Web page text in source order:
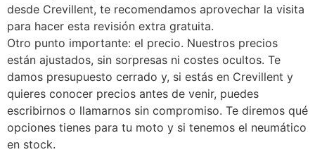
desde Crevillent, te recomendamos aprovechar la visita
para hacer esta revisión extra gratuita.
Otro punto importante: el precio. Nuestros precios
están ajustados, sin sorpresas ni costes ocultos. Te
damos presupuesto cerrado y, si estás en Crevillent y
quieres conocer precios antes de venir, puedes
escribirnos o llamarnos sin compromiso. Te diremos qué
opciones tienes para tu moto y si tenemos el neumático
en stock.